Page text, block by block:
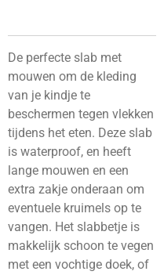
De perfecte slab met
mouwen om de kleding
van je kindje te
beschermen tegen vlekken
tijdens het eten. Deze slab
is waterproof, en heeft
lange mouwen en een
extra zakje onderaan om
eventuele kruimels op te
vangen. Het slabbetje is
makkelijk schoon te vegen
met een vochtige doek, of